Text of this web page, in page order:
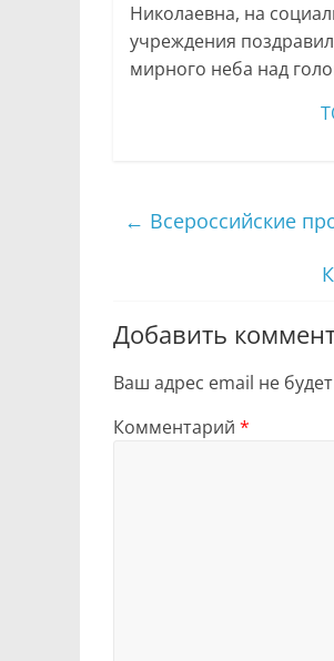
Николаевна, на
учреждения
мирного неба над
← Всероссийские
Добавить
Ваш адрес email не
Комментарий *